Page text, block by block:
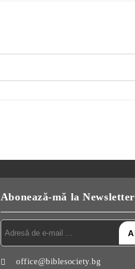
Abonează-mă la Newsletter
office@biblesociety.bg